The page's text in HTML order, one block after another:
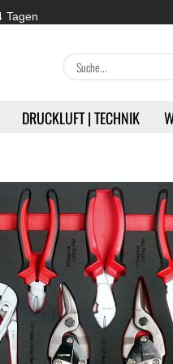
Tagen
DRUCKLUFT | TECHNIK
Akku | Werkzeuge
Milwaukee |
DeWALT |
RETTER |
» RETTER RTN-1325 Einlage / Spengler